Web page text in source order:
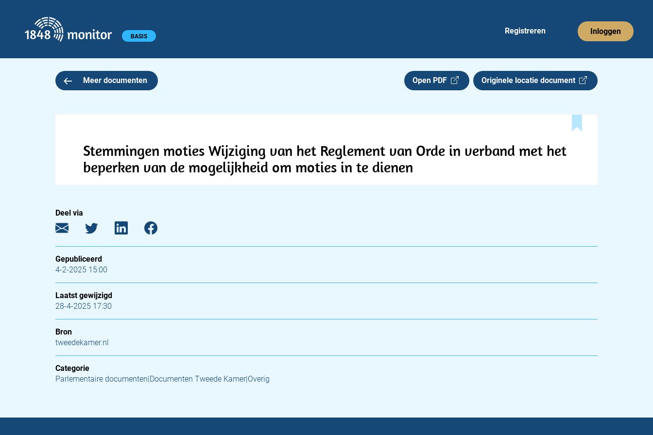
Hoofdmenu BASIS
Registreren Inloggen
Meer documenten Open PDF Originele locatie document
Stemmingen moties Wijziging van het Reglement van Orde in verband met het
beperken van de mogelijkheid om moties in te dienen
Deel via
Gepubliceerd
4-2-2025 15:00
Laatst gewijzigd
28-4-2025 17:30
Bron
tweedekamer.nl
Categorie
Parlementaire documenten|Documenten Tweede Kamer|Overig